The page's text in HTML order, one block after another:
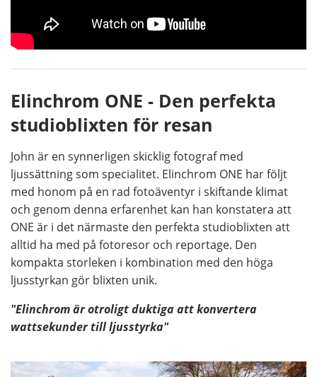
Elinchrom ONE - Den perfekta
studioblixten för resan
John är en synnerligen skicklig fotograf med
ljussättning som specialitet. Elinchrom ONE har följt
med honom på en rad fotoäventyr i skiftande klimat
och genom denna erfarenhet kan han konstatera att
ONE är i det närmaste den perfekta studioblixten att
alltid ha med på fotoresor och reportage. Den
kompakta storleken i kombination med den höga
ljusstyrkan gör blixten unik.
"Elinchrom är otroligt duktiga att konvertera
wattsekunder till ljusstyrka"